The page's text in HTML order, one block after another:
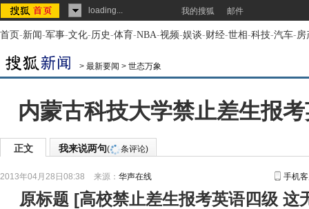
loading... 我的搜狐 邮件
首页-新闻-军事-文化-历史-体育-NBA-视频-娱谈-财经-世相-科技-汽车-房
> 最新要闻 > 世态万象
内蒙古科技大学禁止差生报
正文 我来说两句( 条评论)
2013年04月28日08:38 来源： 华声在线 手机
原标题 [高校禁止差生报考英语四级 这